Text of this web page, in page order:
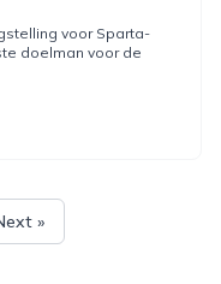
voor Sparta-
doelman voor de
»